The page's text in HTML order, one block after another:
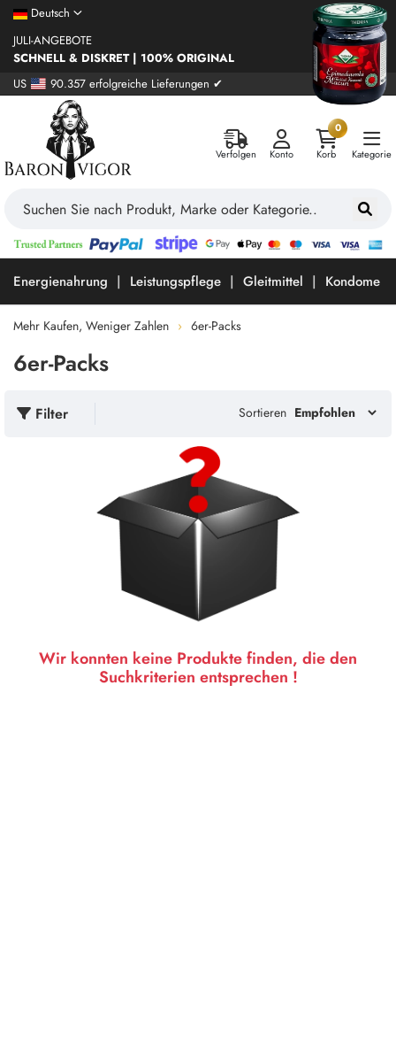
Deutsch
JULI-ANGEBOTE
SCHNELL & DISKRET | 100% ORIGINAL
US
90.357 erfolgreiche Lieferungen ✔
Verfolgen Konto
0
Korb
Kategorie
Energienahrung Leistungspflege Gleitmittel Kondome
Mehr Kaufen, Weniger Zahlen 6er-Packs
6er-Packs
Filter Sortieren
Wir konnten keine Produkte finden, die den
Suchkriterien entsprechen !